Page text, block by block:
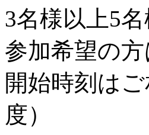
3名様以上5
参加希望の
開始時刻は
度）